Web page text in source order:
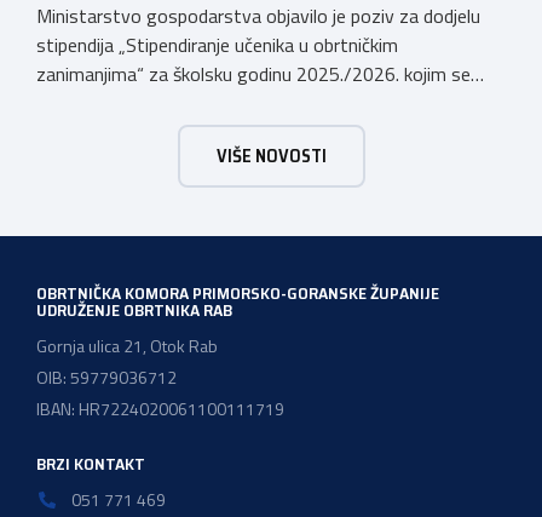
Ministarstvo gospodarstva objavilo je poziv za dodjelu
stipendija „Stipendiranje učenika u obrtničkim
zanimanjima“ za školsku godinu 2025./2026. kojim se
2025./2026. obrazuju temeljem programa/kurikula u
trogodišnjem trajanju za stjecanje deficitarnih obrtničkih
zanimanja, sukladno Preporukama za obrazovnu upisnu
VIŠE NOVOSTI
OBRTNIČKA KOMORA PRIMORSKO-GORANSKE ŽUPANIJE
UDRUŽENJE OBRTNIKA RAB
Gornja ulica 21, Otok Rab
OIB: 59779036712
IBAN: HR7224020061100111719
BRZI KONTAKT
051 771 469